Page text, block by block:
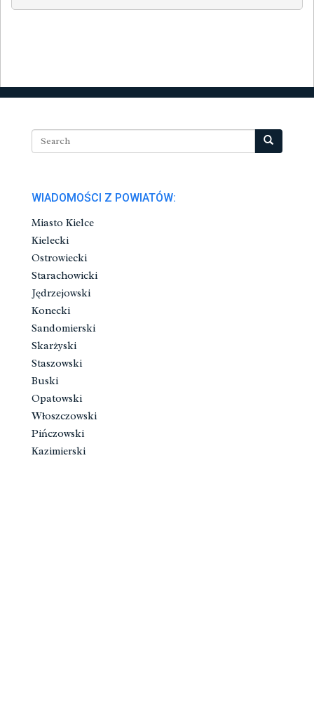
WIADOMOŚCI Z POWIATÓW:
Miasto Kielce
Kielecki
Ostrowiecki
Starachowicki
Jędrzejowski
Konecki
Sandomierski
Skarżyski
Staszowski
Buski
Opatowski
Włoszczowski
Pińczowski
Kazimierski